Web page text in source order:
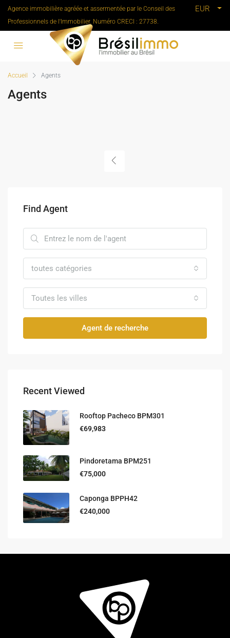
Agence immobilière agréée et assermentée par le Conseil des
Professionnels de l'Immobilier. Numéro CRECI : 27738.
EUR
Accueil Agents
Agents
Find Agent
toutes catégories
Toutes les villes
Agent de recherche
Recent Viewed
Rooftop Pacheco BPM301
€69,983
Pindoretama BPM251
€75,000
Caponga BPPH42
€240,000